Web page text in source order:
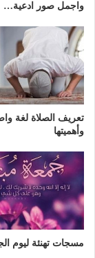
واجمل صور ادعية…
تعريف الصلاة لغة
وأهميتها
مسجات تهنئة ليوم